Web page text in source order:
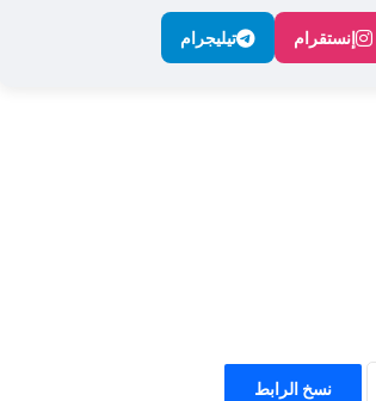
إنستقرام تيليجرام
نسخ الرابط